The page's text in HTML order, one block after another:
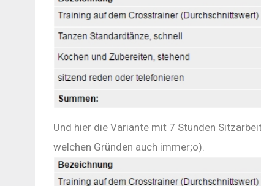
Und hier die Variante mit 7 Stunden
welchen Gründen auch immer;o).